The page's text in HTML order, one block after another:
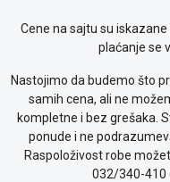
Cene na sajtu su
plaćanje se
Nastojimo da budemo što
samih cena, ali ne
kompletne i bez grešaka.
ponude i ne
Raspoloživost robe
032/340-410